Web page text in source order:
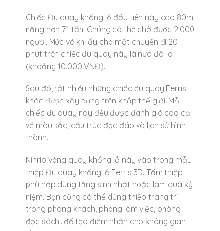
Chiếc Đu quay khổng lồ đầu tiên này cao 80m,
nặng hơn 71 tấn. Chúng có thể chở được 2.000
người. Mức vé khi ấy cho một chuyến đi 20
phút trên chiếc đu quay này là nửa đô-la
(khoảng 10.000 VNĐ).
Sau đó, rất nhiều những chiếc đu quay Ferris
khác được xây dựng trên khắp thế giới. Mỗi
chiếc đu quay này đều được đánh giá cao cả
về màu sắc, cấu trúc độc đáo và lịch sử hình
thành.
Ninrio vòng quay khổng lồ này vào trong mẫu
thiệp Đu quay khổng lồ Ferris 3D. Tấm thiệp
phù hợp dùng tặng sinh nhật hoặc làm quà kỷ
niệm. Bạn cũng có thể dùng thiệp trang trí
trong phòng khách, phòng làm việc, phòng
đọc sách…để tạo điểm nhấn cho không gian